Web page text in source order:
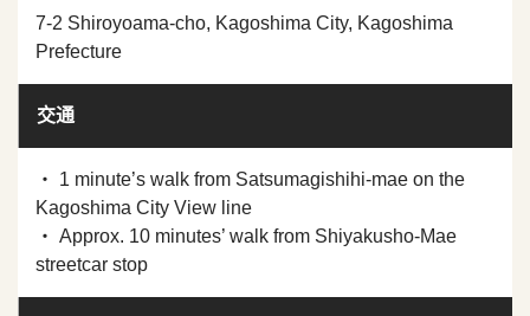
7-2 Shiroyoama-cho, Kagoshima City, Kagoshima
Prefecture
交通
・ 1 minute’s walk from Satsumagishihi-mae on the
Kagoshima City View line
・ Approx. 10 minutes’ walk from Shiyakusho-Mae
streetcar stop